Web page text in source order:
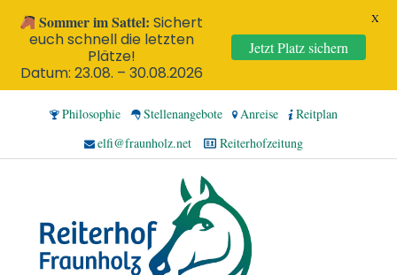
Philosophie Stellenangebote Anreise
Reitplan
elfi@fraunholz.net
Reiterhofzeitung
Sommer im Sattel:Sichert
euch schnell die letzten
Plätze!
Datum: 23.08. – 30.08.2026
Jetzt Platz sichern
X